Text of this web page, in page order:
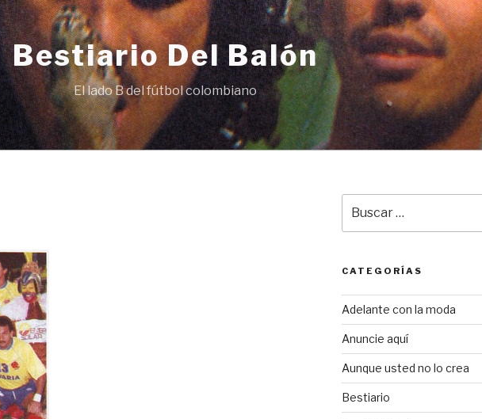
Bestiario Del Balón
El lado B del fútbol colombiano
por:
CATEGORÍAS
Adelante con la moda
Anuncie aquí
Aunque usted no lo crea
Bestiario